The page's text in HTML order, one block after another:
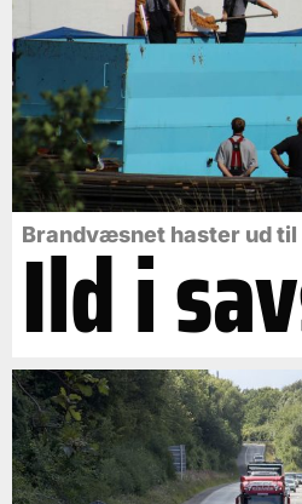
Brandvæsnet haster ud
Ild i